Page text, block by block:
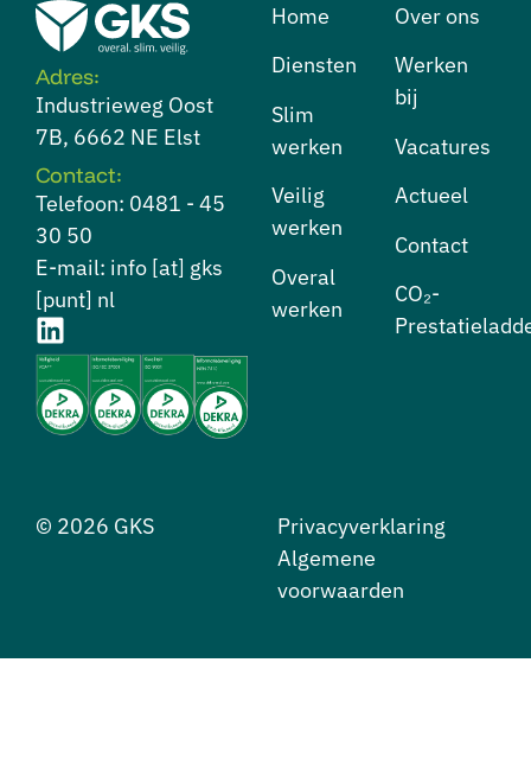
Adres:
Industrieweg Oost
7B, 6662 NE Elst
Contact:
Telefoon: 0481 - 45
30 50
E-mail: info [at] gks
[punt] nl
Home
Diensten
⁠Slim
werken
⁠Veilig
werken
⁠Overal
werken
Over ons
⁠Werken
bij
Vacatures
Actueel
Contact
CO₂-
© 2026 GKS
Privacyverklaring
Algemene
voorwaarden